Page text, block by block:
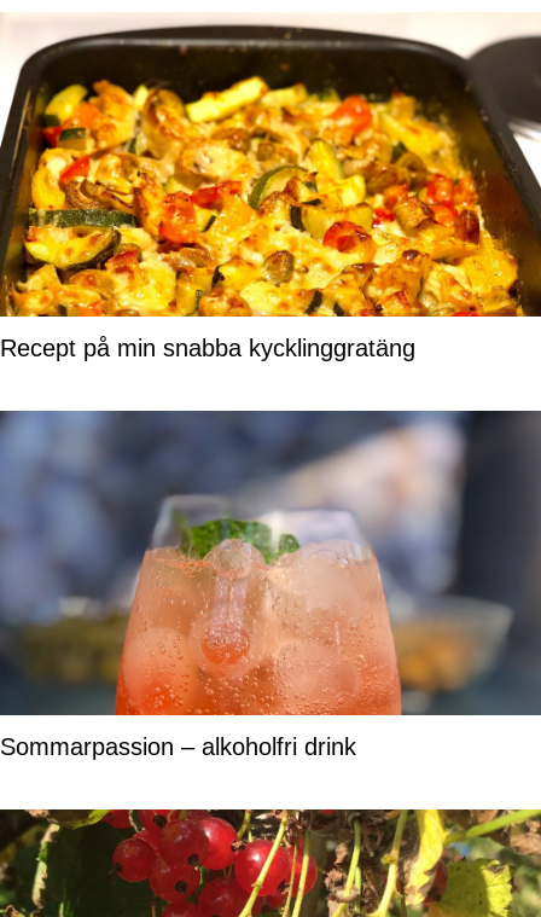
Recept på min snabba kycklinggratäng
Sommarpassion – alkoholfri drink